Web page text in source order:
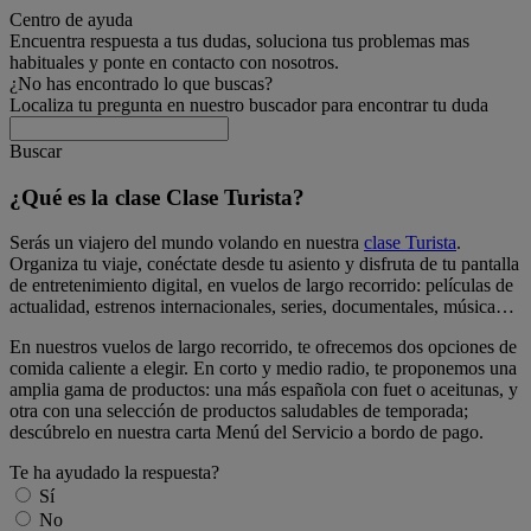
Centro de ayuda
Encuentra respuesta a tus dudas, soluciona tus problemas mas
habituales y ponte en contacto con nosotros.
¿No has encontrado lo que buscas?
Localiza tu pregunta en nuestro buscador para encontrar tu duda
Buscar
¿Qué es la clase Clase Turista?
Serás un viajero del mundo volando en nuestra clase Turista.
Organiza tu viaje, conéctate desde tu asiento y disfruta de tu pantalla
de entretenimiento digital, en vuelos de largo recorrido: películas de
actualidad, estrenos internacionales, series, documentales, música…
En nuestros vuelos de largo recorrido, te ofrecemos dos opciones de
comida caliente a elegir. En corto y medio radio, te proponemos una
amplia gama de productos: una más española con fuet o aceitunas, y
otra con una selección de productos saludables de temporada;
descúbrelo en nuestra carta Menú del Servicio a bordo de pago.
Te ha ayudado la respuesta?
Sí
No